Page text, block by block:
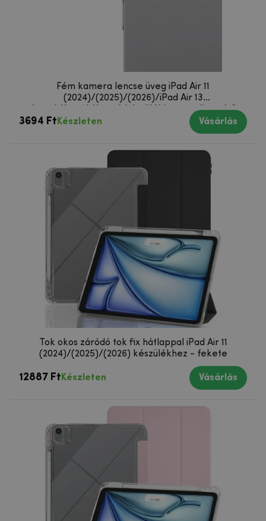
Fém kamera lencse üveg iPad Air 11
(2024)/(2025)/(2026)/iPad Air 13
(2024)/(2025)/(2026) készülékhez - ezüst színű
3694 Ft Készleten Vásárlás
Tok okos záródó tok fix hátlappal iPad Air 11
(2024)/(2025)/(2026) készülékhez - fekete
12887 Ft Készleten Vásárlás